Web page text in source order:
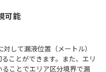
可能
して漏液位置（メートル）
ことができます。また、エリ
ことでエリア区分境界で漏